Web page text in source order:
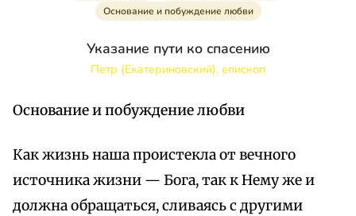
Основание и побуждение любви
Указание пути ко спасению
Петр (Екатериновский), епископ
Основание и побуждение любви
Как жизнь наша проистекла от вечного
источника жизни — Бога, так к Нему же и
должна обращаться, сливаясь с другими